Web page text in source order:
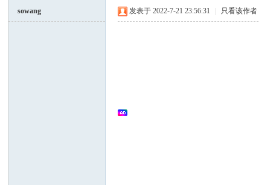
sowang 发表于 2022-7-21 23:56:31 只看该作者